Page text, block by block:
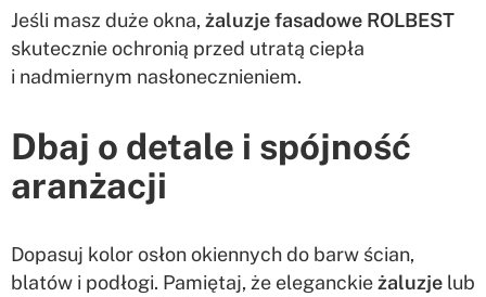
Jeśli masz duże okna, żaluzje fasadowe ROLBEST
skutecznie ochronią przed utratą ciepła
i nadmiernym nasłonecznieniem.
Dbaj o detale i spójność
aranżacji
Dopasuj kolor osłon okiennych do barw ścian,
blatów i podłogi. Pamiętaj, że eleganckieżaluzje lub